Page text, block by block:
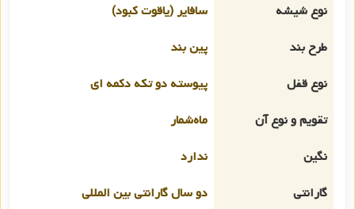
نوع شیشه
سافایر (یاقوت کبود)
طرح بند
پین بند
نوع قفل
پیوسته دو تکه دکمه ای
تقویم و نوع آن
ماه‌شمار
نگین
ندارد
گارانتی
دو سال گارانتی بین المللی